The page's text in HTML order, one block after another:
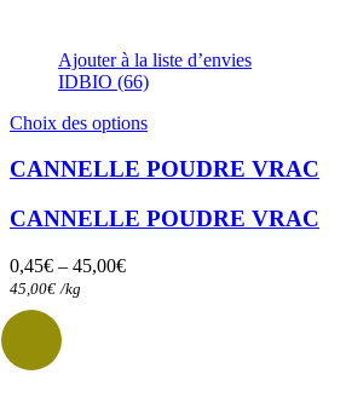
Ajouter à la liste d’envies
IDBIO (66)
Choix des optionsCe
a
variations.
Les
CANNELLE POUDRE VRAC
CANNELLE POUDRE VRAC
0,45€ – 45,00€
45,00€ /kg